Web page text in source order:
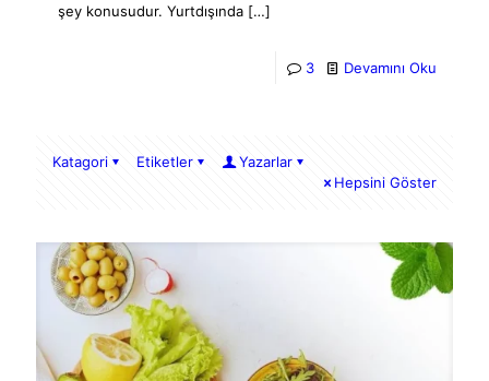
şey konusudur. Yurtdışında […]
3 Devamını Oku
Katagori Etiketler
Yazarlar
Hepsini Göster